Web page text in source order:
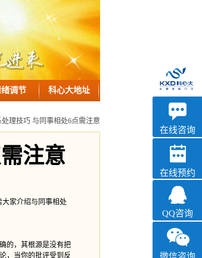
调节 科心大地址
理技巧 与同事相处6点需注意
注意
家介绍与同事相处
的，其根源是没有把
，当你的批评受到反
优眠
心理咨询
在线咨询
在线预约
QQ咨询